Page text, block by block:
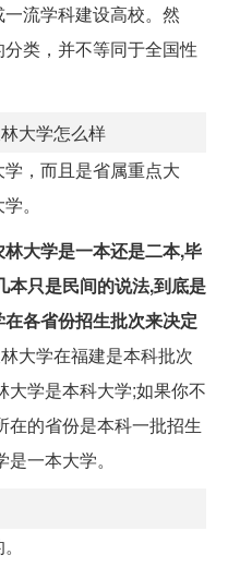
流学科建设高校。然
类，并不等同于全国性
大学怎么样
，而且是省属重点大
。
大学是一本还是二本,毕
本只是民间的说法,到底是
各省份招生批次来决定
大学在福建是本科批次
大学是本科大学;如果你不
在的省份是本科一批招生
一本大学。